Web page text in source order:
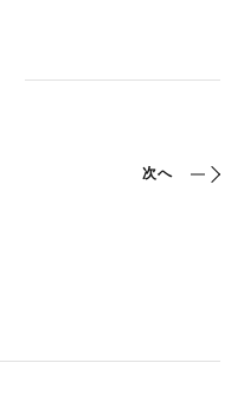
次へ